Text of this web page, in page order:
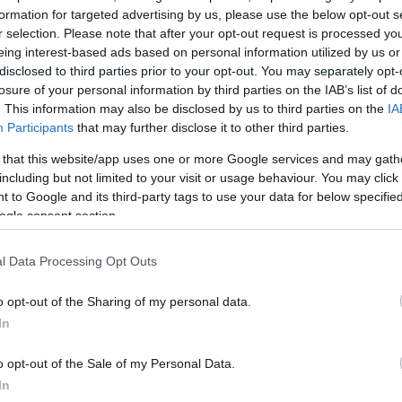
for targeted advertising by us, please use the below opt-out
selection. Please note that after your opt-out request is processed
interest-based ads based on personal information utilized by us
to third parties prior to your opt-out. You may separately
of your personal information by third parties on the IAB’s list of
This information may also be disclosed by us to third parties on the
Participants that may further disclose it to other third parties.
that this website/app uses one or more Google services and may
but not limited to your visit or usage behaviour. You may
to Google and its third-party tags to use your data for below
consent section.
Data Processing Opt Outs
opt-out of the Sharing of my personal data.
opt-out of the Sale of my Personal Data.
πως η εν λόγω μάσκα ενοχλεί αρκετά τον
η συμμετοχή του ή όχι στο Game 5.
ΔΙΑΦΗΜΙΣΗ